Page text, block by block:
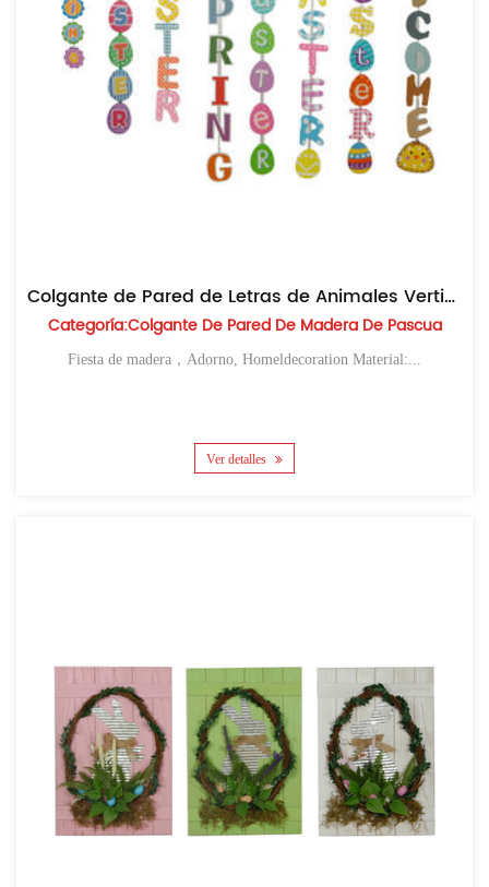
Colgante de Pared de Letras de Animales Verticales de Madera
Categoría:Colgante De Pared De Madera De Pascua
Fiesta de madera，Adorno, Homeldecoration Material:...
Ver detalles